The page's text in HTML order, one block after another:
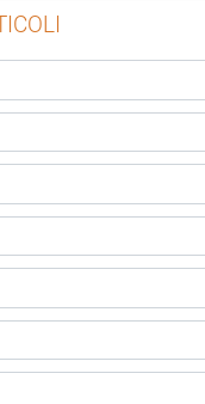
filtro aggiorna